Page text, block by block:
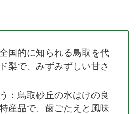
国的に知られる鳥取を代
梨で、みずみずしい甘さ
：鳥取砂丘の水はけの良
産品で、歯ごたえと風味